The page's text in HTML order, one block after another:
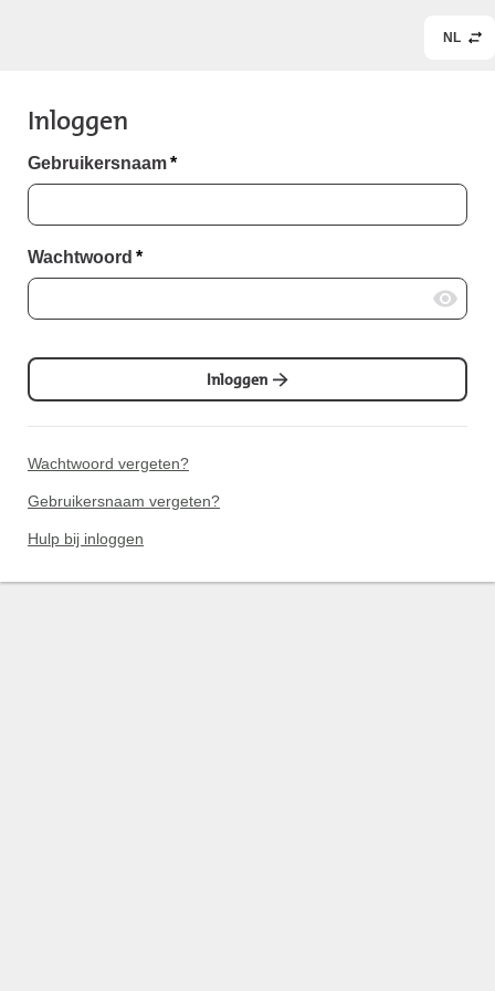
NL
Inloggen
Gebruikersnaam*
Wachtwoord *
Inloggen
Wachtwoord vergeten?
Gebruikersnaam vergeten?
Hulp bij inloggen